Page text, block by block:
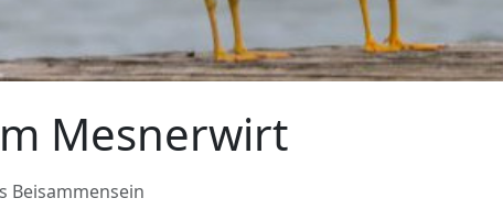
Mesnerwirt
Beisammensein